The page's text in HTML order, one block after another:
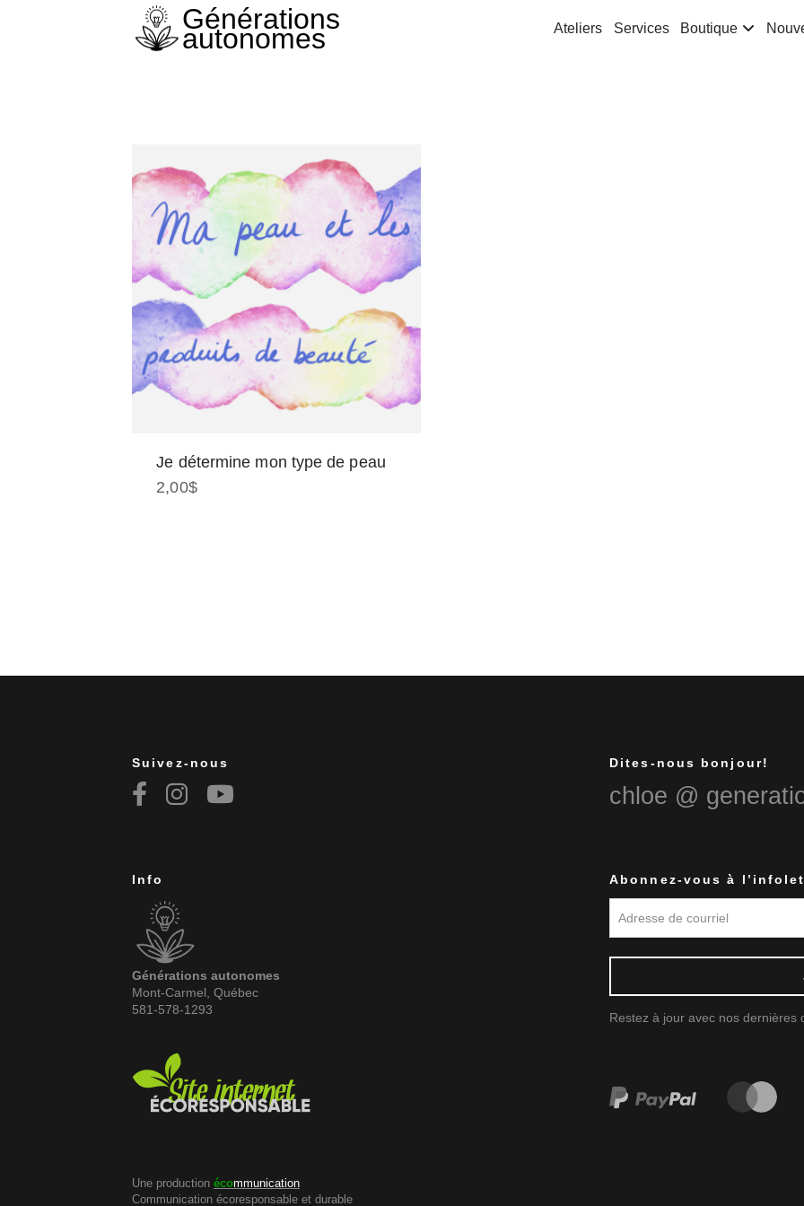
Générations
autonomes Ateliers Services Boutique
Je détermine mon type de peau
2,00$
Suivez-nous Dites-nous bonjour!
chloe @
Info
Générations autonomes
Mont-Carmel, Québec
581-578-1293
Abonnez-vous à
Restez à jour avec nos dernières
Une production écommunication
Communication écoresponsable et durable